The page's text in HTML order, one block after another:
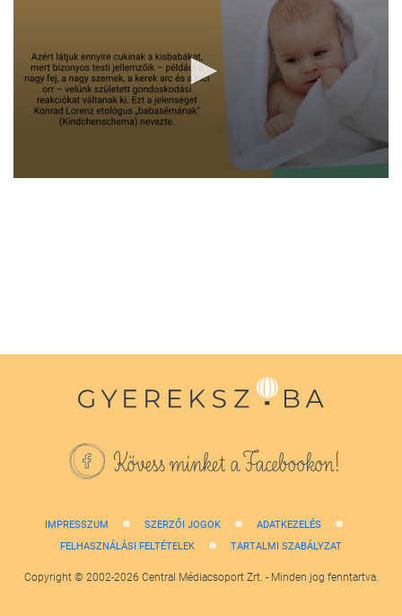
Kövess minket a Facebookon!
IMPRESSZUM SZERZŐI JOGOK
ADATKEZELÉS
FELHASZNÁLÁSI FELTÉTELEK
TARTALMI SZABÁLYZAT
Copyright © 2002-2026 Central Médiacsoport Zrt. - Minden jog fenntartva.